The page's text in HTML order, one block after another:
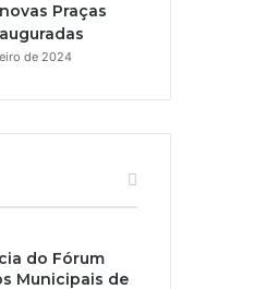
Praças
de 2024
do Fórum
Municipais de